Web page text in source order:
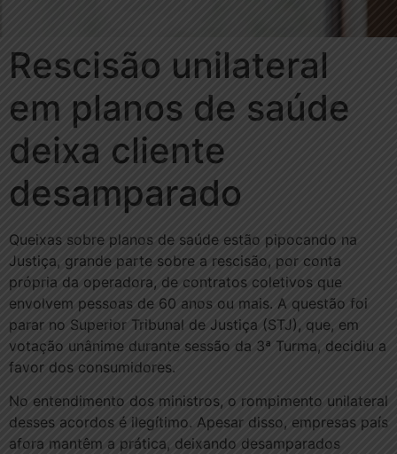
Rescisão unilateral
em planos de saúde
deixa cliente
desamparado
Queixas sobre planos de saúde estão pipocando na
Justiça, grande parte sobre a rescisão, por conta
própria da operadora, de contratos coletivos que
envolvem pessoas de 60 anos ou mais. A questão foi
parar no Superior Tribunal de Justiça (STJ), que, em
votação unânime durante sessão da 3ª Turma, decidiu a
favor dos consumidores.
No entendimento dos ministros, o rompimento unilateral
desses acordos é ilegítimo. Apesar disso, empresas país
afora mantêm a prática, deixando desamparados